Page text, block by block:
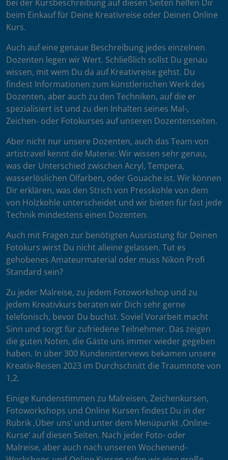
bei der Kursbeschreibung auf diesen Seiten helfen Dir
beim Einkauf für Deine Kreativreise oder Deinen Online
Kurs.
Auch auf eine genaue Beschreibung jedes einzelnen
Dozenten legen wir Wert. Schließlich sollst Du genau
wissen, mit wem Du da auf Kreativreise gehst. Du
findest Informationen zum künstlerischen Werk des
Dozenten, aber auch zu den Techniken, auf die er
spezialisiert ist und zu den Inhalten seines Mal-,
Zeichen- oder Fotokurses auf unseren Dozentenseiten.
Aber nicht nur unsere Dozenten, auch das Team von
artistravel kennt die Materie: Wir wissen sehr genau,
was der Unterschied zwischen Acryl, Tempera,
wasserlöslichen Ölfarben, oder Gouache ist. Wir können
Dir erklären, was den Strich von Presskohle von dem
von Holzkohle unterscheidet und wir bieten für fast jede
Technik mindestens einen Dozenten.
Auch mit Fragen zur benötigten Ausrüstung für Deinen
Fotokurs wirst Du nicht alleine gelassen. Tut es
gehobenes Amateurmaterial oder muss Nikon Profi
Standard sein?
Zu jeder Malreise, zu jedem Fotoworkshop und zu
jedem Kreativkurs beraten wir Dich sehr gerne
telefonisch, bevor Du buchst. Soviel Vorarbeit macht
Sinn und sorgt für zufriedene Teilnehmer. Das zeigen
die guten Noten, die Gäste uns immer wieder gegeben
haben. In über 300 Kundeninterviews bekamen unsere
Kreativ-Reisen 2023 im Durchschnitt die Traumnote von
1,2.
Einige Kundenstimmen zu Malreisen, Zeichenkursen,
Fotoworkshops und Online Kursen findest Du in der
Rubrik ‚Über uns’ und unter dem Menüpunkt ‚Online-
Kurse’ auf diesen Seiten. Nach jeder Foto- oder
Malreise, aber auch nach unseren Wochenend-